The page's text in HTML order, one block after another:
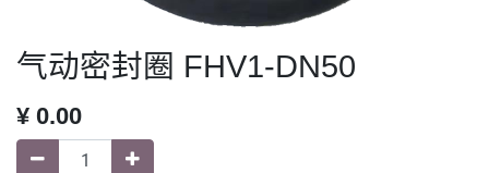
气动密封圈 FHV1-DN50
¥ 0.00